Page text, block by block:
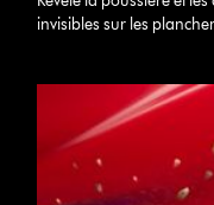
invisibles sur les